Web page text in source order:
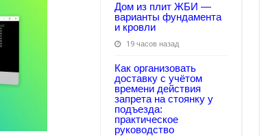
Дом из плит ЖБИ —
варианты фундамента
и кровли
19 часов назад
Как организовать
доставку с учётом
времени действия
запрета на стоянку у
подъезда:
практическое
руководство